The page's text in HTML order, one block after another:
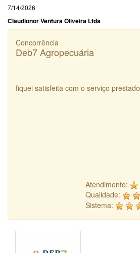
7/14/2026
Claudionor Ventura Oliveira Ltda
Concorrência
Deb7 Agropecuária
fiquei satisfeita com o serviço prestado
Atendimento:
Qualidade:
Sistema: